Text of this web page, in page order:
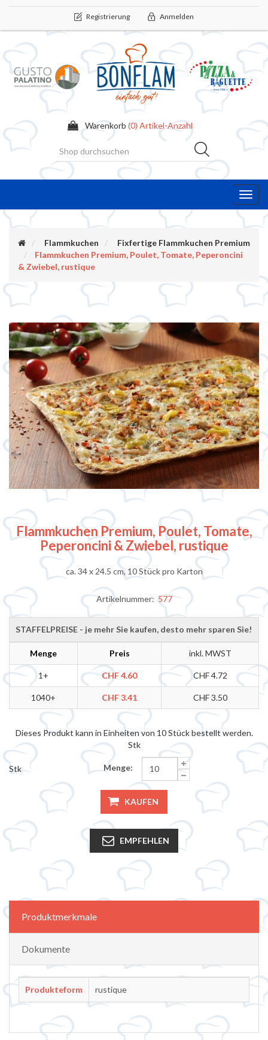
Registrierung Anmelden
Warenkorb (0) Artikel-Anzahl
Flammkuchen
Fixfertige Flammkuchen Premium
Flammkuchen Premium, Poulet, Tomate, Peperoncini
& Zwiebel, rustique
Flammkuchen Premium, Poulet, Tomate,
Peperoncini & Zwiebel, rustique
ca. 34 x 24.5 cm, 10 Stück pro Karton
Artikelnummer: 577
STAFFELPREISE - je mehr Sie kaufen, desto mehr sparen Sie!
Menge Preis inkl. MWST
1+ CHF 4.60 CHF 4.72
1040+ CHF 3.41 CHF 3.50
Dieses Produkt kann in Einheiten von 10 Stück bestellt werden.
Stk
Menge:
Stk
KAUFEN
EMPFEHLEN
Produktmerkmale
Dokumente
AttributbezeichnungAttributwert
Produkteform rustique